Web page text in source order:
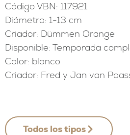
Código VBN: 117921
Diámetro: 1-13 cm
Criador: Dümmen Orange
Disponible: Temporada
Color: blanco
Criador: Fred y Jan van
Todos los tipos